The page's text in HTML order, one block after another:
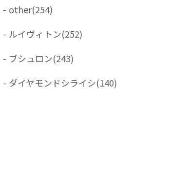
- other(254)
- ルイヴィトン(252)
- ブシュロン(243)
- ダイヤモンドシライシ(140)